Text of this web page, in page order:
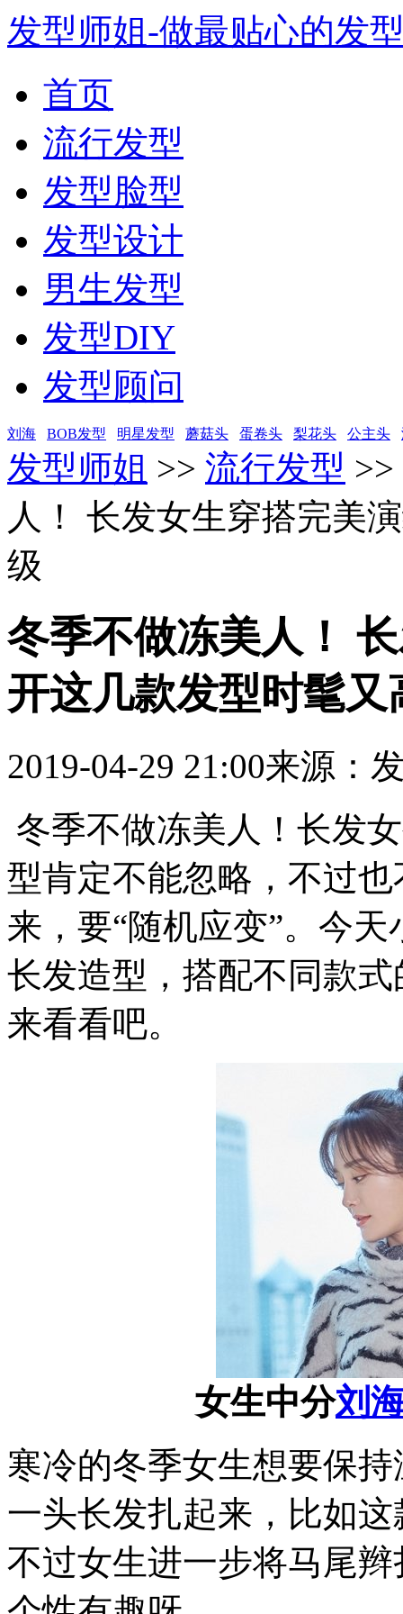
发型师姐-做最贴心的发
首页
流行发型
发型脸型
发型设计
男生发型
发型DIY
发型顾问
刘海 BOB发型 明星发型 蘑菇头 蛋卷头 梨花头 公主头
发型师姐 >> 流行发型 >>
人！ 长发女生穿搭完美
级
冬季不做冻美人！
开这几款发型时髦又
2019-04-29 21:00来源：
冬季不做冻美人！长发
型肯定不能忽略，不过
来，要“随机应变”。今
长发造型，搭配不同款
来看看吧。
女生中分刘
寒冷的冬季女生想要保
一头长发扎起来，比如
不过女生进一步将马尾